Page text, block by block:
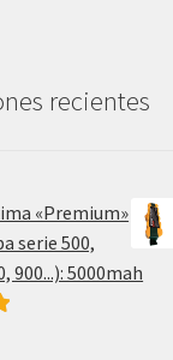
recientes
«Premium»
serie 500,
900...): 5000mah